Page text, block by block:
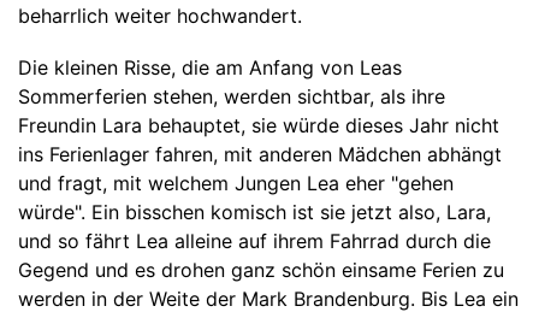
beharrlich weiter hochwandert.
Die kleinen Risse, die am Anfang von Leas
Sommerferien stehen, werden sichtbar, als ihre
Freundin Lara behauptet, sie würde dieses Jahr nicht
ins Ferienlager fahren, mit anderen Mädchen abhängt
und fragt, mit welchem Jungen Lea eher "gehen
würde". Ein bisschen komisch ist sie jetzt also, Lara,
und so fährt Lea alleine auf ihrem Fahrrad durch die
Gegend und es drohen ganz schön einsame Ferien zu
werden in der Weite der Mark Brandenburg. Bis Lea ein